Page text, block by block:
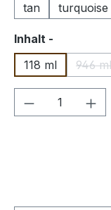
tan
turquoise
Inhalt -
118 ml
946 ml
Produkt